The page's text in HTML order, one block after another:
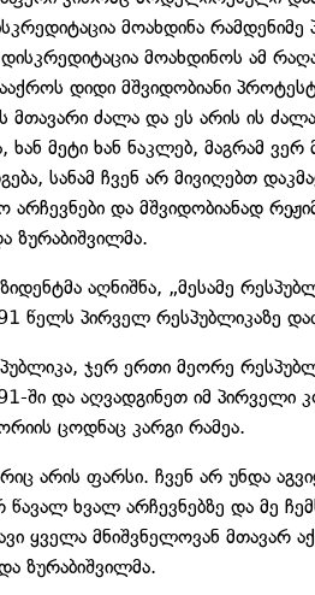
მოახდინა
დისკრედიტაცია მოახდინოს ამ
დიდი მშვიდობიანი
მთავარი ძალა და ეს არის ის
ხან მეტი ხან ნაკლებ, მაგრამ
სანამ ჩვენ არ მივიღებთ
არჩევნები და მშვიდობიანად
ზურაბიშვილმა.
აღნიშნა, „მესამე
წელს პირველ რესპუბლიკაზე
ჯერ ერთი მეორე
ში და აღვადგინეთ იმ პირველი
ცოდნაც კარგი რამეა.
არის ფარსი. ჩვენ არ უნდა
ხვალ არჩევნებზე და მე
ყველა მნიშვნელოვან მთავარ
ზურაბიშვილმა.